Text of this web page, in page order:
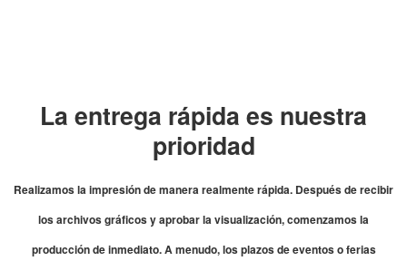
La entrega rápida es nuestra
prioridad
Realizamos la impresión de manera realmente rápida. Después de recibir
los archivos gráficos y aprobar la visualización, comenzamos la
producción de inmediato. A menudo, los plazos de eventos o ferias